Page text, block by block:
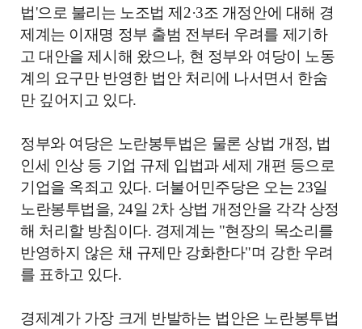
법'으로 불리는 노조법 제2·3조 개정안에 대해 경
제계는 이재명 정부 출범 전부터 우려를 제기하
고 대안을 제시해 왔으나, 현 정부와 여당이 노동
계의 요구만 반영한 법안 처리에 나서면서 한숨
만 깊어지고 있다.
정부와 여당은 노란봉투법은 물론 상법 개정, 법
인세 인상 등 기업 규제 입법과 세제 개편 등으로
기업을 옥죄고 있다. 더불어민주당은 오는 23일
노란봉투법을, 24일 2차 상법 개정안을 각각 상정
해 처리할 방침이다. 경제계는 "현장의 목소리를
반영하지 않은 채 규제만 강화한다"며 강한 우려
를 표하고 있다.
경제계가 가장 크게 반발하는 법안은 노란봉투법